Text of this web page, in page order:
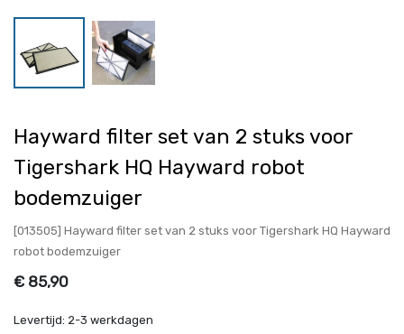
Hayward filter set van 2 stuks voor
Tigershark HQ Hayward robot
bodemzuiger
[013505] Hayward filter set van 2 stuks voor Tigershark HQ Hayward
robot bodemzuiger
€ 85,90
Levertijd: 2-3 werkdagen